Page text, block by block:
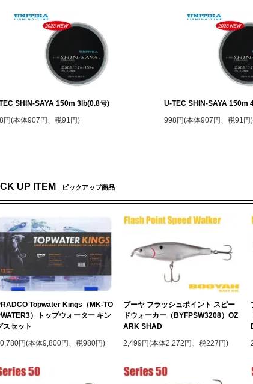
SHIN-SAYA 150m 3lb(0.8号)
円(本体907円、税91円)
U-TEC SHIN-SAYA 150m
998円(本体907円、税91円)
UP ITEM ピックアップ商品
Topwater Kings（MK-TO
）トップウォーター キン
スセット
円(本体9,800円、税980円)
ブーヤ フラッシュポイント スピー
ドウォーカー（BYFPSW3208）OZ
ARK SHAD
2,499円(本体2,272円、税227円)